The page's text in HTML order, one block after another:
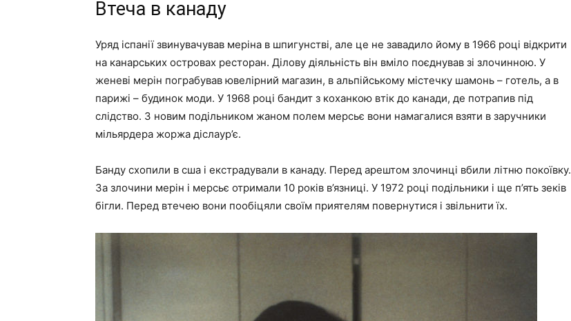
Втеча в канаду
Уряд іспанії звинувачував меріна в шпигунстві, але це не завадило йому в 1966 році відкрити
на канарських островах ресторан. Ділову діяльність він вміло поєднував зі злочинною. У
женеві мерін пограбував ювелірний магазин, в альпійському містечку шамонь – готель, а в
парижі – будинок моди. У 1968 році бандит з коханкою втік до канади, де потрапив під
слідство. З новим подільником жаном полем мерсьє вони намагалися взяти в заручники
мільярдера жоржа діслаур’є.
Банду схопили в сша і екстрадували в канаду. Перед арештом злочинці вбили літню покоївку.
За злочини мерін і мерсьє отримали 10 років в’язниці. У 1972 році подільники і ще п’ять зеків
бігли. Перед втечею вони пообіцяли своїм приятелям повернутися і звільнити їх.